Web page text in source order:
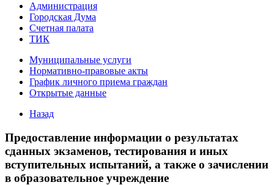
Администрация
Городская Дума
Счетная палата
ТИК
Муниципальные услуги
Нормативно-правовые акты
График личного приема граждан
Открытые данные
Назад
Предоставление информации о результатах
сданных экзаменов, тестирования и иных
вступительных испытаний, а также о зачислении
в образовательное учреждение